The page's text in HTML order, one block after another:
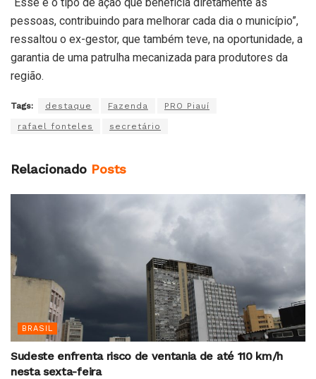
pessoas, contribuindo para melhorar cada dia o município”,
ressaltou o ex-gestor, que também teve, na oportunidade, a
garantia de uma patrulha mecanizada para produtores da
região.
Tags: destaque Fazenda PRO Piauí
rafael fonteles secretário
Relacionado Posts
BRASIL
Sudeste enfrenta risco de ventania de até 110 km/h
nesta sexta-feira